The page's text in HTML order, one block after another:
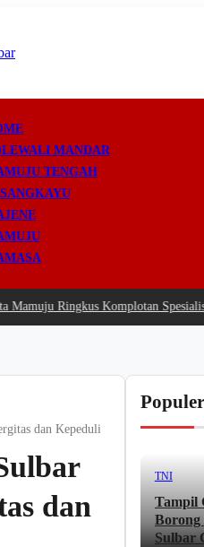
MANDAR
TENGAH
Ringkus Komplotan Spesialis
dan Kepedulian Ramadan
dan
TNI
Tampil
Borong
Sulbar